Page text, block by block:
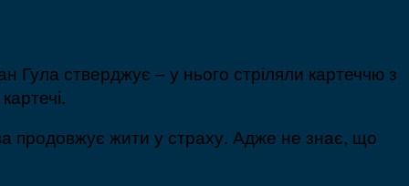
Гула стверджує – у нього стріляли картеччю з
продовжує жити у страху. Адже не знає, що